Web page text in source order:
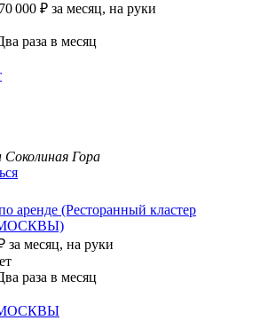
000 ₽ за месяц, на руки
раза в месяц
Соколиная Гора
аренде (Ресторанный кластер
за месяц, на руки
раза в месяц